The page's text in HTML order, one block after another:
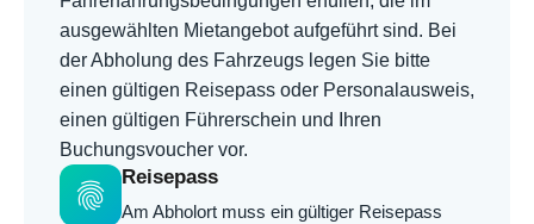
ausgewählten Mietangebot aufgeführt sind. Bei
der Abholung des Fahrzeugs legen Sie bitte
einen gültigen Reisepass oder Personalausweis,
einen gültigen Führerschein und Ihren
Buchungsvoucher vor.
fingerprint
Reisepass
Am Abholort muss ein gültiger Reisepass